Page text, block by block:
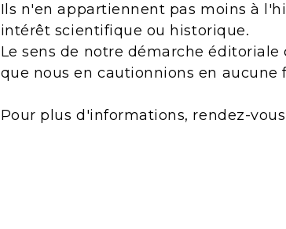
Ils n'en appartiennent pas moins à
intérêt scientifique ou historique.
Le sens de notre démarche
que nous en cautionnions en aucune
Pour plus d'informations, rendez-